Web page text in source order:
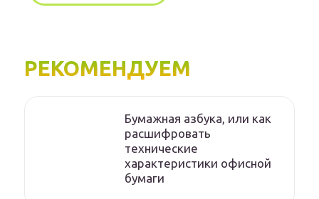
РЕКОМЕНДУЕМ
Бумажная азбука, или как
расшифровать
технические
характеристики офисной
бумаги